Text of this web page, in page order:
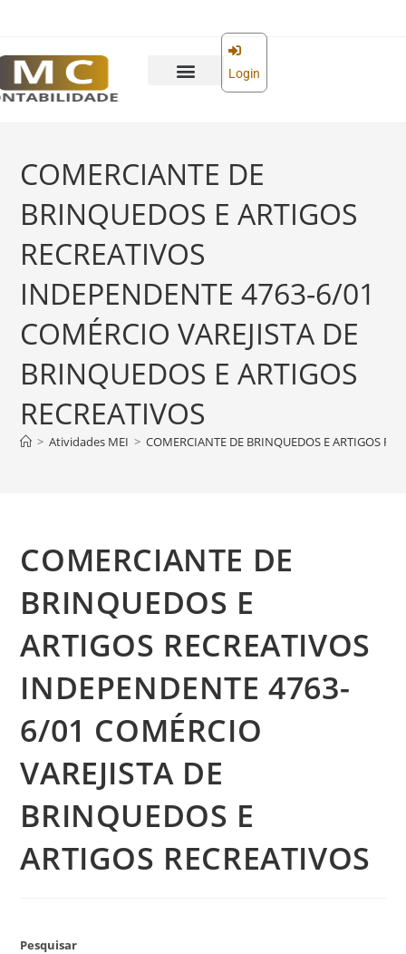
Login
COMERCIANTE DE
BRINQUEDOS E ARTIGOS
RECREATIVOS
INDEPENDENTE 4763-6/01
COMÉRCIO VAREJISTA DE
BRINQUEDOS E ARTIGOS
RECREATIVOS
> Atividades MEI > COMERCIANTE DE BRINQUEDOS E ARTIGOS
COMERCIANTE DE
BRINQUEDOS E
ARTIGOS RECREATIVOS
INDEPENDENTE 4763-
6/01 COMÉRCIO
VAREJISTA DE
BRINQUEDOS E
ARTIGOS RECREATIVOS
Pesquisar